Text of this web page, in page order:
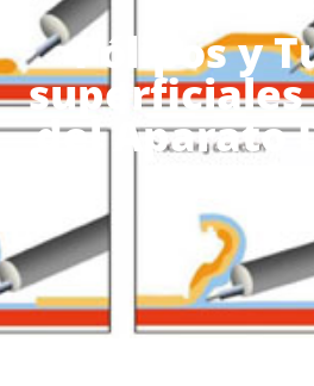
Pólipos y
superficiales
del Aparato